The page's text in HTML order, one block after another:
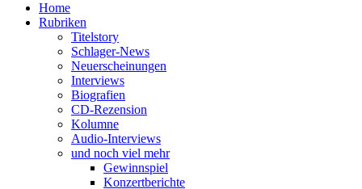
Home
Rubriken
Titelstory
Schlager-News
Neuerscheinungen
Interviews
Biografien
CD-Rezension
Kolumne
Audio-Interviews
und noch viel mehr
Gewinnspiel
Konzertberichte